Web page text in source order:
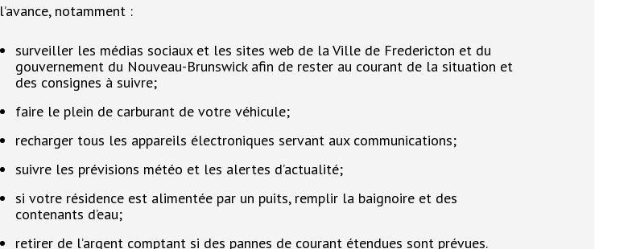
l’avance, notamment :
surveiller les médias sociaux et les sites web de la Ville de Fredericton et du
gouvernement du Nouveau-Brunswick afin de rester au courant de la situation et
des consignes à suivre;
faire le plein de carburant de votre véhicule;
recharger tous les appareils électroniques servant aux communications;
suivre les prévisions météo et les alertes d’actualité;
si votre résidence est alimentée par un puits, remplir la baignoire et des
contenants d’eau;
retirer de l’argent comptant si des pannes de courant étendues sont prévues.